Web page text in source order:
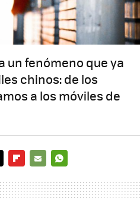
un fenómeno que ya
chinos: de los
a los móviles de
MAIL